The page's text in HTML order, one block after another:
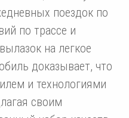
поездок по
по трассе и
на легкое
доказывает, что
и технологиями
своим